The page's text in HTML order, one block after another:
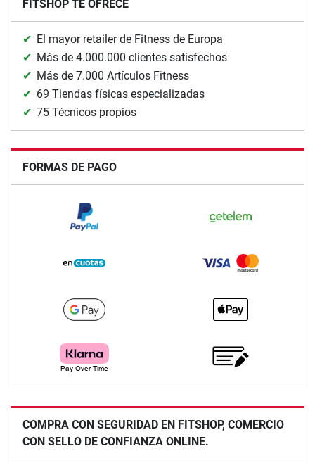
FITSHOP TE OFRECE
El mayor retailer de Fitness de Europa
Más de 4.000.000 clientes satisfechos
Más de 7.000 Artículos Fitness
69 Tiendas físicas especializadas
75 Técnicos propios
FORMAS DE PAGO
COMPRA CON SEGURIDAD EN FITSHOP, COMERCIO
CON SELLO DE CONFIANZA ONLINE.